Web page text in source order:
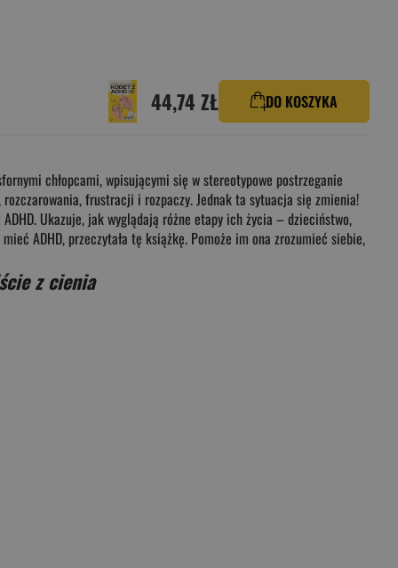
44,74 ZŁ DO KOSZYKA
chłopcami, wpisującymi się w stereotypowe postrzeganie
frustracji i rozpaczy. Jednak ta sytuacja się zmienia!
Ukazuje, jak wyglądają różne etapy ich życia – dzieciństwo,
ADHD, przeczytała tę książkę. Pomoże im ona zrozumieć siebie,
z cienia